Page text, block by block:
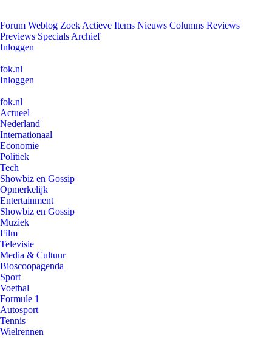
Forum Weblog Zoek Actieve Items Nieuws Columns Reviews
Previews Specials Archief
Inloggen
fok.nl
Inloggen
fok.nl
Actueel
Nederland
Internationaal
Economie
Politiek
Tech
Showbiz en Gossip
Opmerkelijk
Entertainment
Showbiz en Gossip
Muziek
Film
Televisie
Media & Cultuur
Bioscoopagenda
Sport
Voetbal
Formule 1
Autosport
Tennis
Wielrennen